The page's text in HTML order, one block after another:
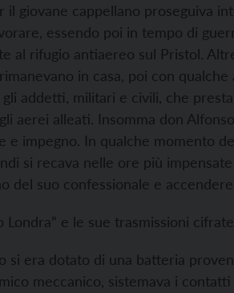
giovane cappellano proseguiva
essendo poi in tempo di
al rifugio antiaereo sul Pristol.
in casa, poi con
addetti, militari e civili, che
aerei alleati. Insomma don
e impegno. In qualche momento
si recava nelle ore più
del suo confessionale e
e le sue trasmissioni
si era dotato di una batteria
meccanico, sistemava i contatti